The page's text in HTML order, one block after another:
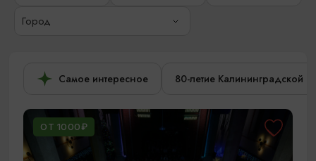
Город
Самое интересное 80-летие Калининградской
ОТ 1000₽